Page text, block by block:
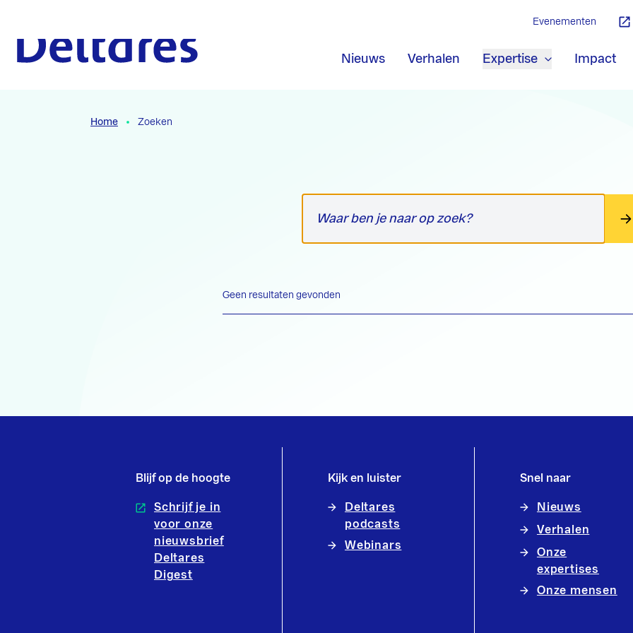
Nieuws Verhalen Expertise Impact
Evenementen
Home Zoeken
Geen resultaten gevonden
Blijf op de hoogte
Schrijf je in
voor onze
nieuwsbrief
Deltares
Digest
Kijk en luister
Deltares
podcasts
Webinars
Snel naar
Nieuws
Verhalen
Onze
expertises
Onze mensen